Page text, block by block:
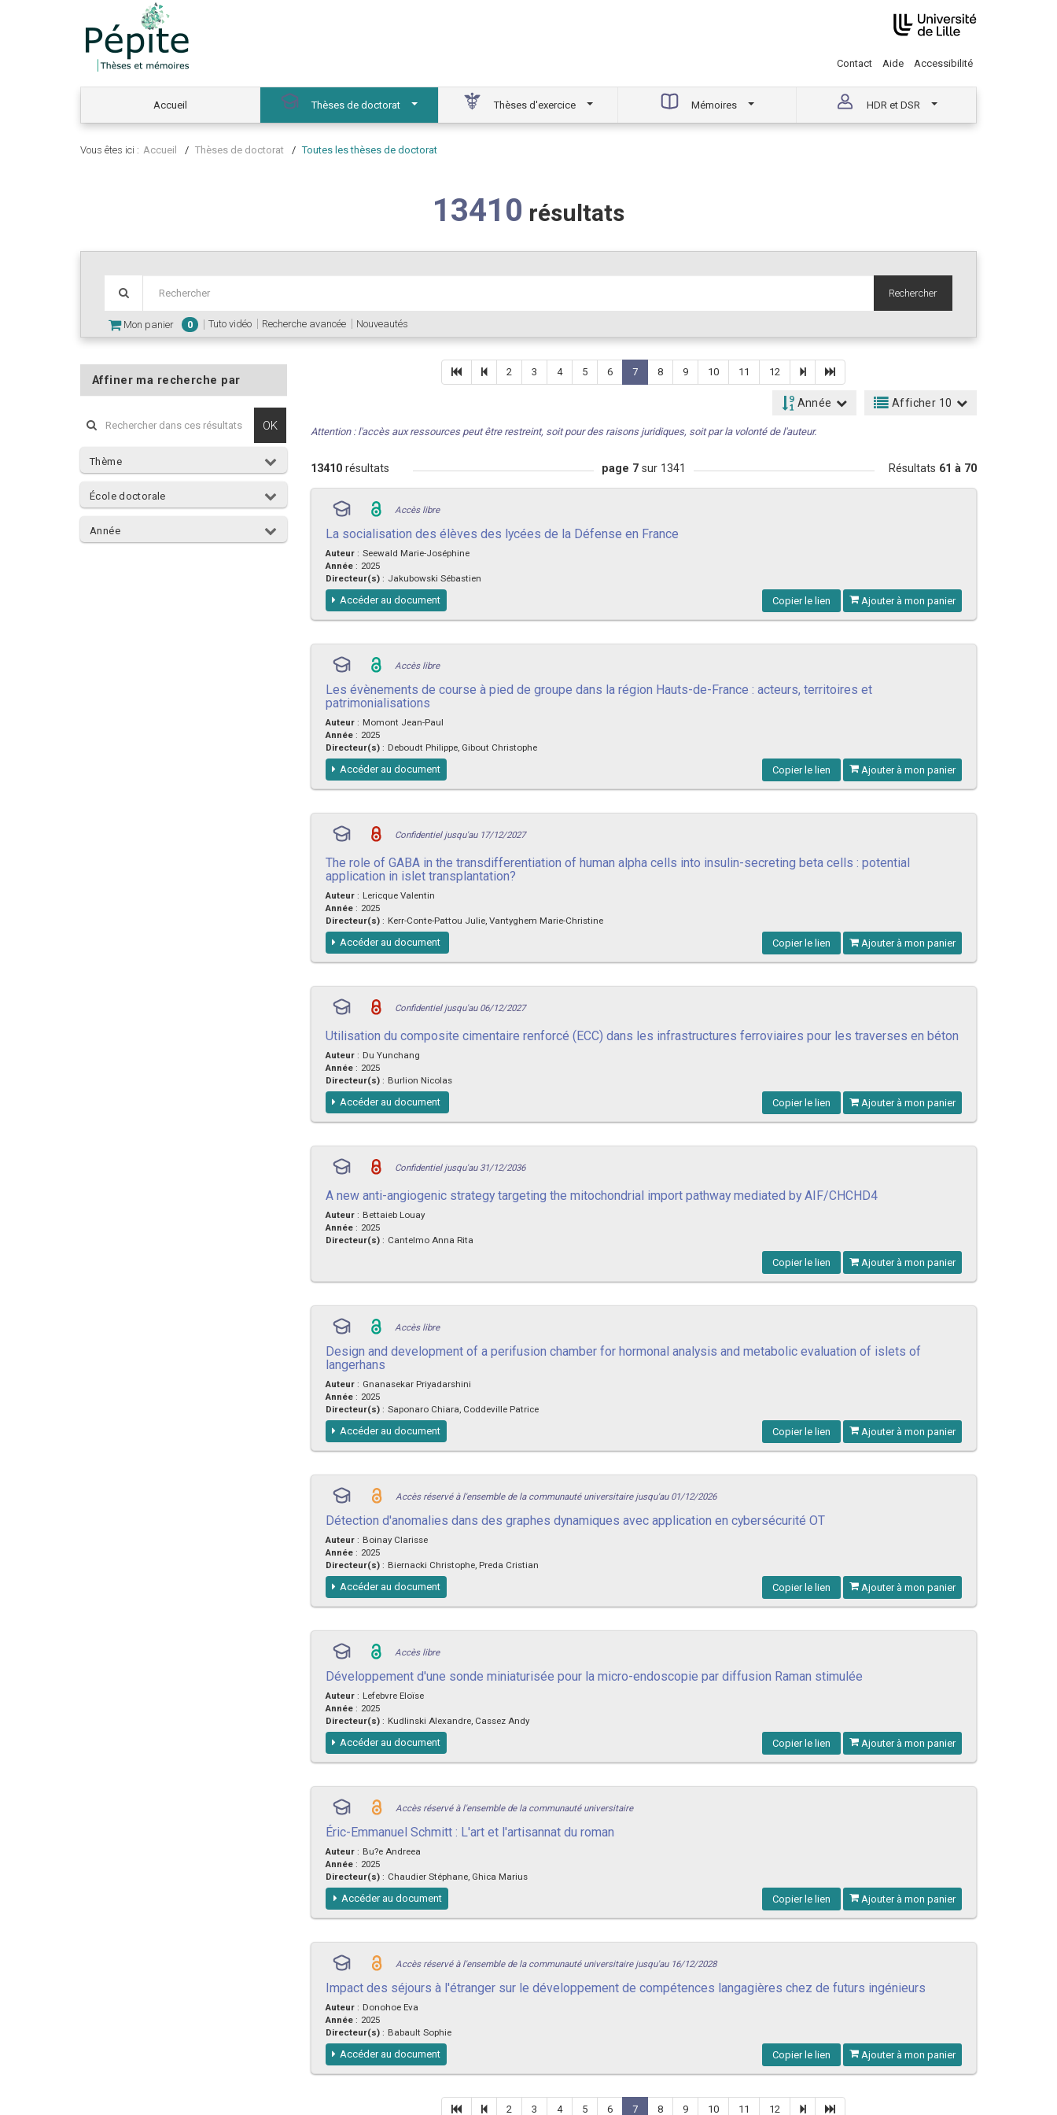
Contact Aide Accessibilité
Accueil Thèses de doctorat Thèses d'exercice Mémoires HDR et DSR
Vous êtes ici : Accueil Thèses de doctorat Toutes les thèses de doctorat
13410 résultats
Rechercher
Mon panier 0 Tuto vidéo Recherche avancée Nouveautés
Affiner ma recherche par
OK
Thème
École doctorale
Année
2 3 4 5 6 7 8 9 10 11 12
Année Afficher 10
Attention : l'accès aux ressources peut être restreint, soit pour des raisons juridiques, soit par la volonté de l'auteur.
13410résultats page 7sur 1341 Résultats 61 à 70
Accès libre
La socialisation des élèves des lycées de la Défense en France
Auteur : Seewald Marie-Joséphine
Année : 2025
Directeur(s) : Jakubowski Sébastien
Copier le lien Ajouter à mon panier
Accéder au document
Accès libre
Les évènements de course à pied de groupe dans la région Hauts-de-France : acteurs, territoires et
patrimonialisations
Auteur : Momont Jean-Paul
Année : 2025
Directeur(s) : Deboudt Philippe, Gibout Christophe
Copier le lien Ajouter à mon panier
Accéder au document
Confidentiel jusqu'au 17/12/2027
The role of GABA in the transdifferentiation of human alpha cells into insulin-secreting beta cells : potential
application in islet transplantation?
Auteur : Lericque Valentin
Année : 2025
Directeur(s) : Kerr-Conte-Pattou Julie, Vantyghem Marie-Christine
Copier le lien Ajouter à mon panier
Accéder au document
Confidentiel jusqu'au 06/12/2027
Utilisation du composite cimentaire renforcé (ECC) dans les infrastructures ferroviaires pour les traverses en béton
Auteur : Du Yunchang
Année : 2025
Directeur(s) : Burlion Nicolas
Copier le lien Ajouter à mon panier
Accéder au document
Confidentiel jusqu'au 31/12/2036
A new anti-angiogenic strategy targeting the mitochondrial import pathway mediated by AIF/CHCHD4
Auteur : Bettaieb Louay
Année : 2025
Directeur(s) : Cantelmo Anna Rita
Copier le lien Ajouter à mon panier
Accès libre
Design and development of a perifusion chamber for hormonal analysis and metabolic evaluation of islets of
langerhans
Auteur : Gnanasekar Priyadarshini
Année : 2025
Directeur(s) : Saponaro Chiara, Coddeville Patrice
Copier le lien Ajouter à mon panier
Accéder au document
Accès réservé à l'ensemble de la communauté universitaire jusqu'au 01/12/2026
Détection d'anomalies dans des graphes dynamiques avec application en cybersécurité OT
Auteur : Boinay Clarisse
Année : 2025
Directeur(s) : Biernacki Christophe, Preda Cristian
Copier le lien Ajouter à mon panier
Accéder au document
Accès libre
Développement d'une sonde miniaturisée pour la micro-endoscopie par diffusion Raman stimulée
Auteur : Lefebvre Eloïse
Année : 2025
Directeur(s) : Kudlinski Alexandre, Cassez Andy
Copier le lien Ajouter à mon panier
Accéder au document
Accès réservé à l'ensemble de la communauté universitaire
Éric-Emmanuel Schmitt : L'art et l'artisannat du roman
Auteur : Bu?e Andreea
Année : 2025
Directeur(s) : Chaudier Stéphane, Ghica Marius
Copier le lien Ajouter à mon panier
Accéder au document
Accès réservé à l'ensemble de la communauté universitaire jusqu'au 16/12/2028
Impact des séjours à l'étranger sur le développement de compétences langagières chez de futurs ingénieurs
Auteur : Donohoe Eva
Année : 2025
Directeur(s) : Babault Sophie
Copier le lien Ajouter à mon panier
Accéder au document
2 3 4 5 6 7 8 9 10 11 12